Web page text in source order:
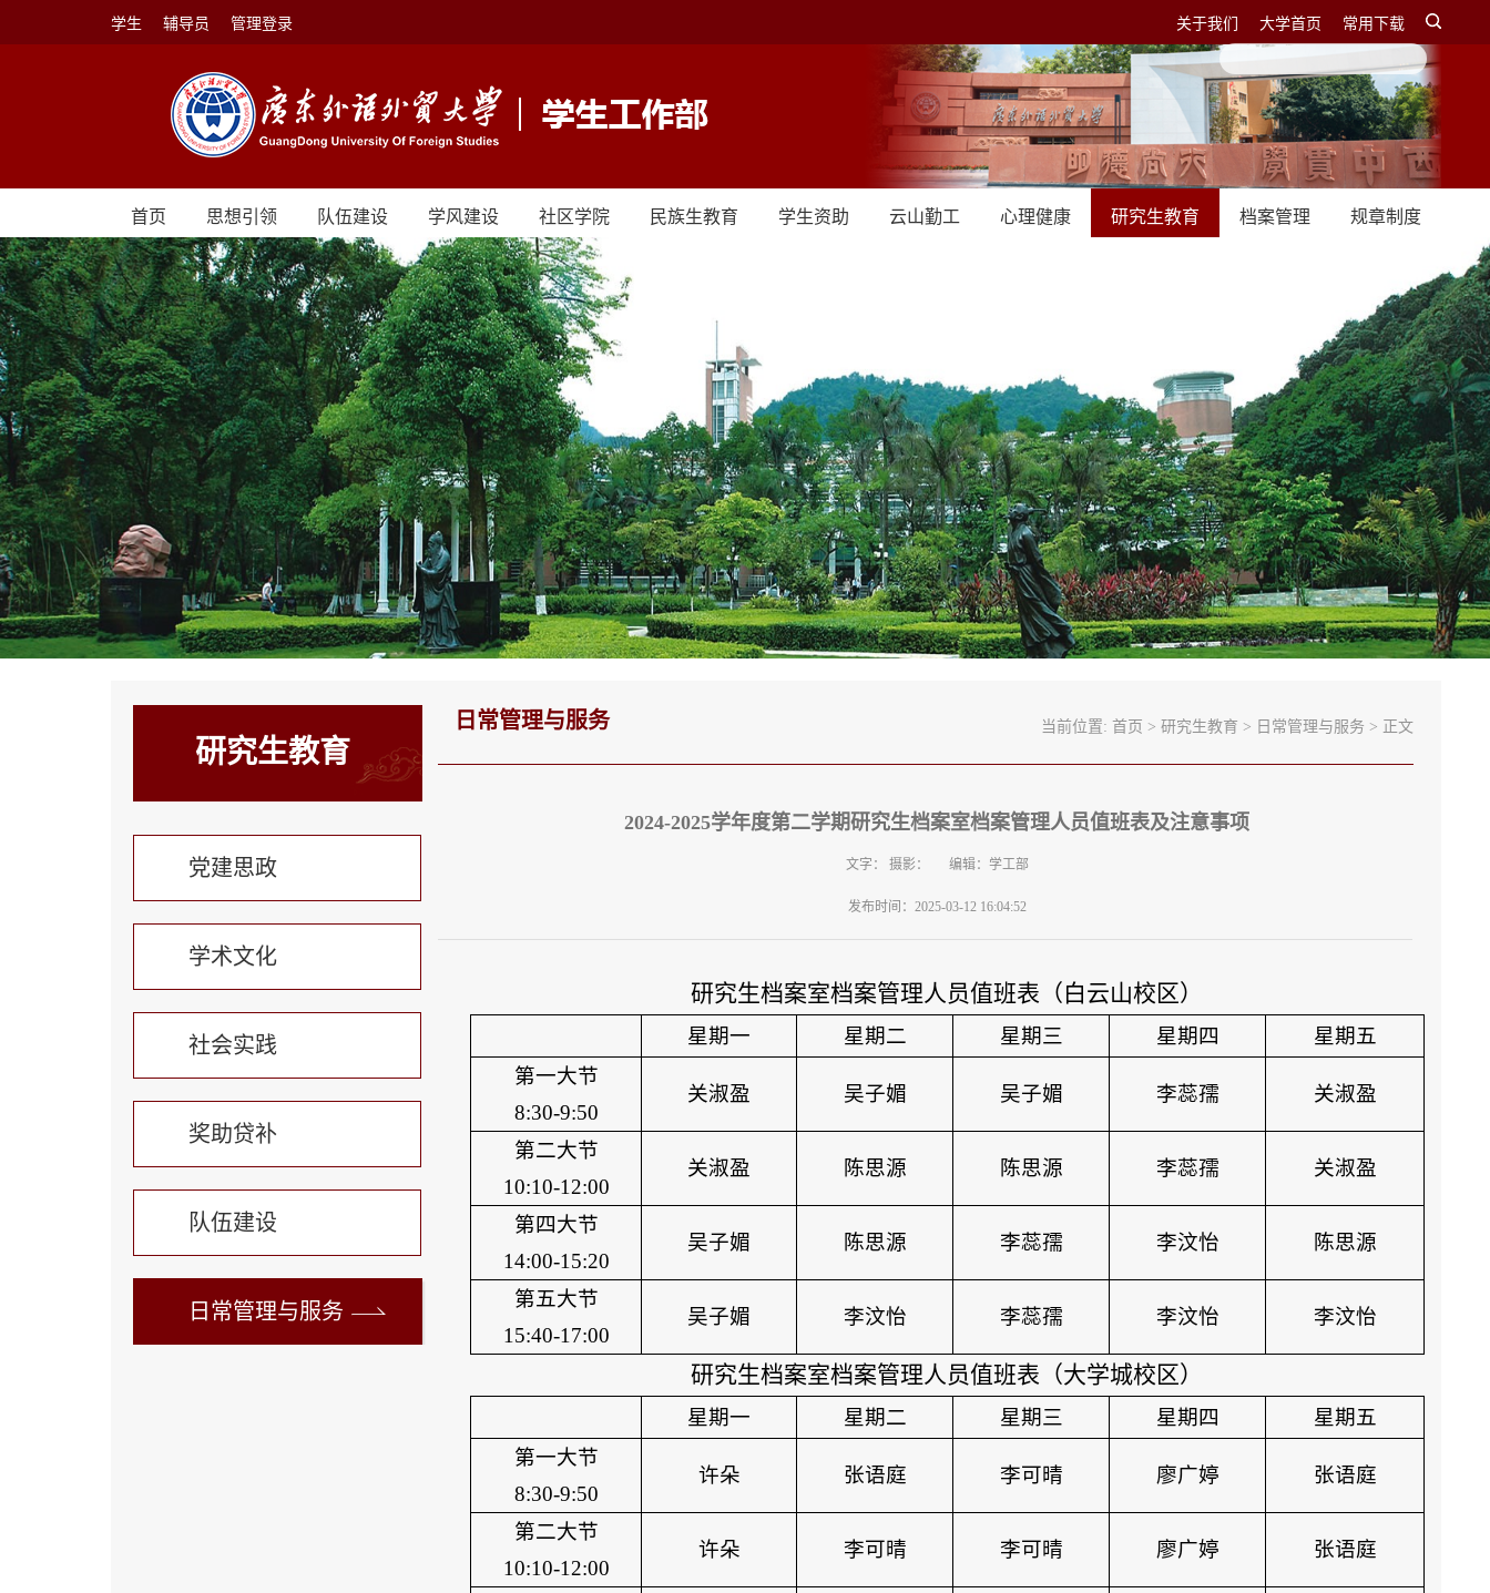
关于我们 大学首页 常用下载
学生 辅导员 管理登录
首页 思想引领 队伍建设 学风建设 社区学院 民族生教育 学生资助 云山勤工 心理健康 研究生教育 档案管理 规章制度
研究生教育
党建思政
学术文化
社会实践
奖助贷补
队伍建设
日常管理与服务
当前位置: 首页 > 研究生教育 > 日常管理与服务 > 正文
日常管理与服务
2024-2025学年度第二学期研究生档案室档案管理人员值班表及注意事项
文字： 摄影： 编辑：学工部
发布时间：2025-03-12 16:04:52
研究生档案室档案管理人员值班表（白云山校区）
星期一 星期二 星期三 星期四
星期五
第一大节
8:30-9:50
关淑盈 吴子媚 吴子媚 李蕊孺 关淑盈
第二大节
10:10-12:00
关淑盈 陈思源 陈思源 李蕊孺 关淑盈
第四大节
14:00-15:20
吴子媚 陈思源 李蕊孺 李汶怡 陈思源
第五大节
15:40-17:00
吴子媚 李汶怡 李蕊孺 李汶怡 李汶怡
研究生档案室档案管理人员值班表（大学城校区）
星期一 星期二 星期三 星期四
星期五
第一大节
8:30-9:50
许朵 张语庭 李可晴 廖广婷 张语庭
第二大节
10:10-12:00
许朵 李可晴 李可晴 廖广婷 张语庭